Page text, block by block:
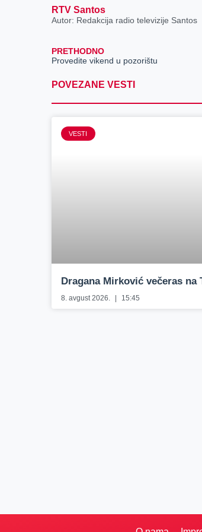
RTV Santos
Autor: Redakcija radio televizije Santos
PRETHODNO
Provedite vikend u pozorištu
POVEZANE VESTI
VESTI
Dragana Mirković večeras na
8. avgust 2026. 15:45